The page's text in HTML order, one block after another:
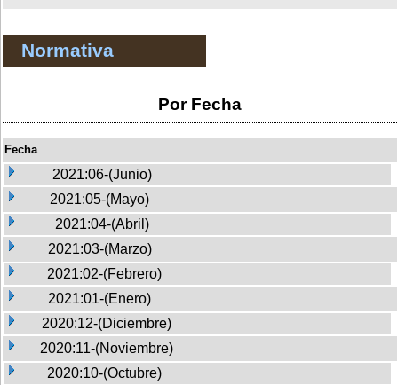
Normativa
Por Fecha
Fecha
2021:06-(Junio)
2021:05-(Mayo)
2021:04-(Abril)
2021:03-(Marzo)
2021:02-(Febrero)
2021:01-(Enero)
2020:12-(Diciembre)
2020:11-(Noviembre)
2020:10-(Octubre)